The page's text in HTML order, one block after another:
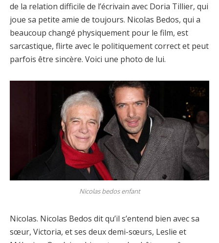
de la relation difficile de l’écrivain avec Doria Tillier, qui
joue sa petite amie de toujours. Nicolas Bedos, qui a
beaucoup changé physiquement pour le film, est
sarcastique, flirte avec le politiquement correct et peut
parfois être sincère. Voici une photo de lui.
Nicolas bedos enfant
Nicolas. Nicolas Bedos dit qu’il s’entend bien avec sa
sœur, Victoria, et ses deux demi-sœurs, Leslie et